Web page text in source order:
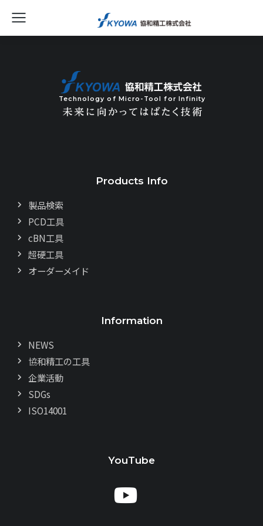
Technology of Micro-Tool for Infinity
Products Info
製品検索
PCD工具
cBN工具
超硬工具
オーダーメイド
Information
NEWS
協和精工の工具
企業活動
SDGs
ISO14001
YouTube